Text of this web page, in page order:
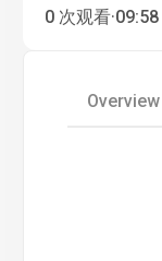
0 次观看·09:58
Overview